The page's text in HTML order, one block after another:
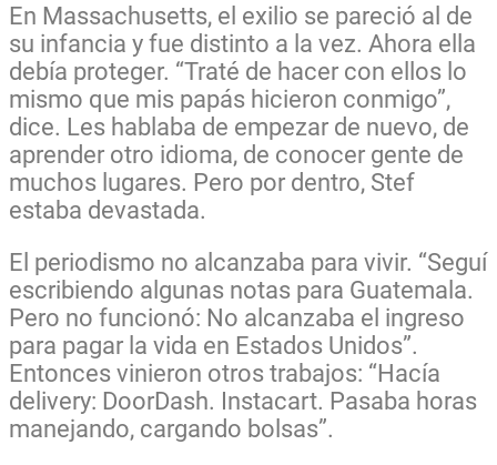
En Massachusetts, el exilio se pareció al de
su infancia y fue distinto a la vez. Ahora ella
debía proteger. “Traté de hacer con ellos lo
mismo que mis papás hicieron conmigo”,
dice. Les hablaba de empezar de nuevo, de
aprender otro idioma, de conocer gente de
muchos lugares. Pero por dentro, Stef
estaba devastada.
El periodismo no alcanzaba para vivir. “Seguí
escribiendo algunas notas para Guatemala.
Pero no funcionó: No alcanzaba el ingreso
para pagar la vida en Estados Unidos”.
Entonces vinieron otros trabajos: “Hacía
delivery: DoorDash. Instacart. Pasaba horas
manejando, cargando bolsas”.